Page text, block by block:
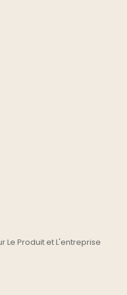
Le Produit et L'entreprise